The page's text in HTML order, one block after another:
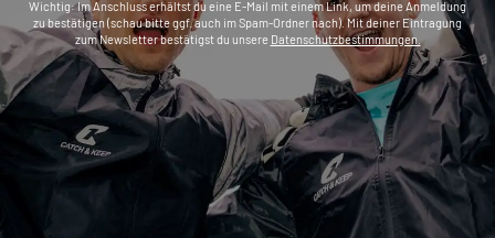
Wichtig: Im Anschluss erhältst du eine E-Mail mit einem Link, um deine Anmeldung
zu bestätigen (schau bitte ggf. auch im Spam-Ordner nach). Mit deiner Eintragung
zum Newsletter bestätigst du unsere Datenschutzbestimmungen.